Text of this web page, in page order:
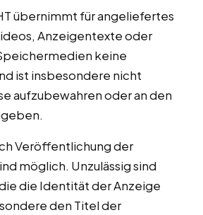
übernimmt für angeliefertes
Anzeigentexte oder
keine
ist insbesondere nicht
aufzubewahren oder an den
Veröffentlichung der
möglich. Unzulässig sind
die Identität der Anzeige
den Titel der